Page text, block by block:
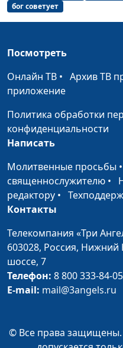
Особое благословение
Иосифа (зима)
Особое благословение
Иосифа (весна)
Бог заботится о нас
(зима)
Бог заботится о нас
(осень)
Бог заботится о нас
(лето)
Бог заботится о нас
(весна)
Что обещал мне Бог?
(зима)
Что обещал мне Бог?
(осень)
(лето)
бог советует
Посмотреть
Онлайн ТВ • Архив ТВ
приложение
Политика обработки
конфиденциальности
Написать
Молитвенные просьбы •
священнослужителю •
редактору •
Контакты
Телекомпания «Три
603028, Россия, Нижний
шоссе, 7
Телефон: 8 800 333-84-05
E-mail: mail@3angels.ru
© Все права защищены.